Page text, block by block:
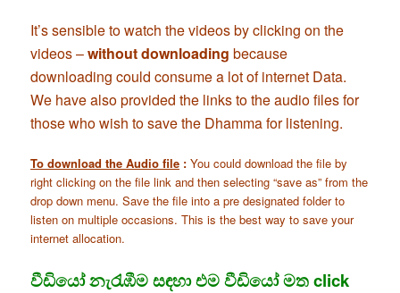
It’s sensible to watch the videos by clicking on the
videos –without downloadingbecause
downloading could consume a lot of internet Data.
We have also provided the links to the audio files for
those who wish to save the Dhamma for listening.
To download the Audio file : You could download the file by
right clicking on the file link and then selecting “save as” from the
drop down menu. Save the file into a pre designated folder to
listen on multiple occasions. This is the best way to save your
internet allocation.
වීඩියෝ නැරැඹීම සඳහා එම වීඩියෝ මත click